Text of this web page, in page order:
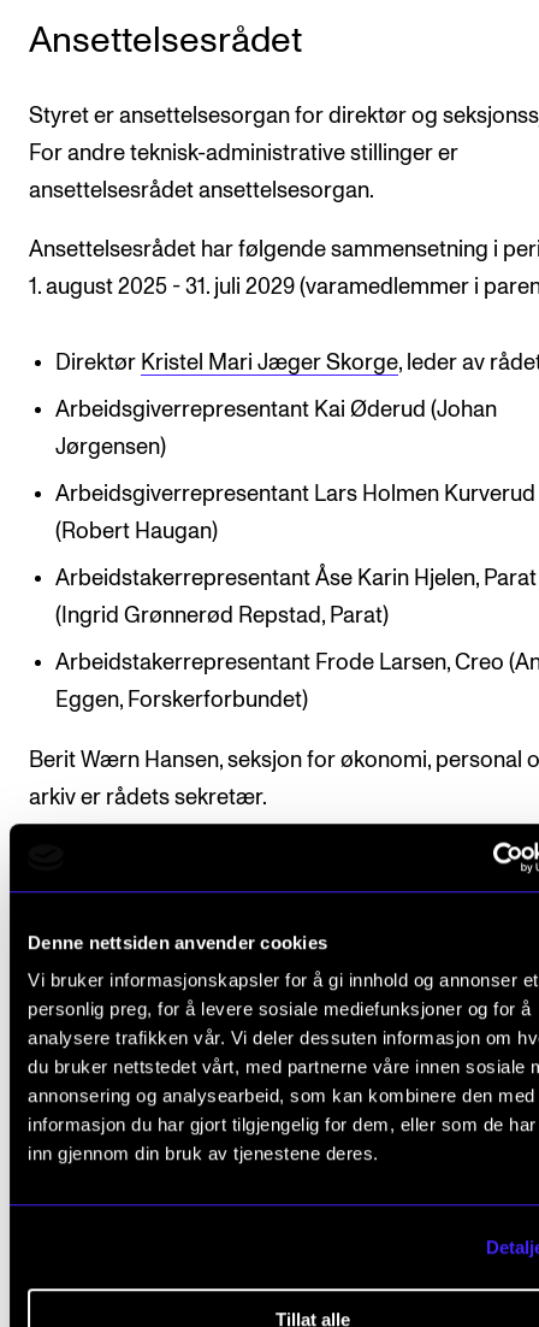
Denne nettsiden anvender cookies
Vi bruker informasjonskapsler for å gi innhold og annonser et
personlig preg, for å levere sosiale mediefunksjoner og for å
analysere trafikken vår. Vi deler dessuten informasjon om
du bruker nettstedet vårt, med partnerne våre innen sosiale
annonsering og analysearbeid, som kan kombinere den med
informasjon du har gjort tilgjengelig for dem, eller som de
inn gjennom din bruk av tjenestene deres.
Tillat alle
Biblioteket
Utvalg og komitéer
Strategier, planer og rapporter
Hvem gjør hva i administrasjonen
Ansettelsesrådet
Styret er ansettelsesorgan for direktør og
For andre teknisk-administrative stillinger er
ansettelsesrådet ansettelsesorgan.
Ansettelsesrådet har følgende sammensetning i
1. august 2025 - 31. juli 2029 (varamedlemmer i
Direktør Kristel Mari Jæger Skorge, leder av
Arbeidsgiverrepresentant Kai Øderud (Johan
Jørgensen)
Arbeidsgiverrepresentant Lars Holmen Kurverud
(Robert Haugan)
Arbeidstakerrepresentant Åse Karin Hjelen, Parat
(Ingrid Grønnerød Repstad, Parat)
Arbeidstakerrepresentant Frode Larsen, Creo
Eggen, Forskerforbundet)
Berit Wærn Hansen, seksjon for økonomi, personal
arkiv er rådets sekretær.
Fant du det du lette etter?
L
e
a
h
Ja Nei